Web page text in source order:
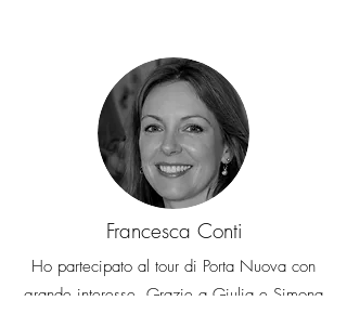
Francesca Conti
Ho partecipato al tour di Porta Nuova con
grande interesse. Grazie a Giulia e Simona